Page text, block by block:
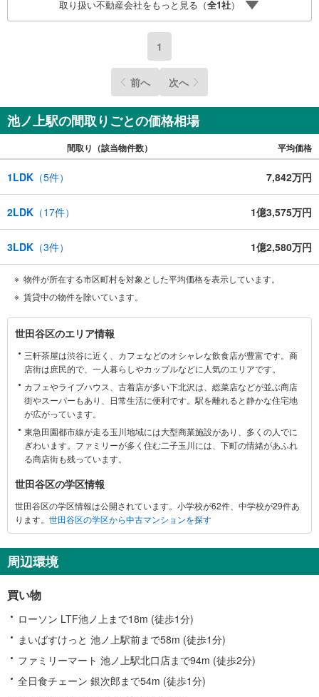
取り扱い不動産会社をもっと見る（全1社）
1
前へ 次へ
池ノ上駅の間取りごとの価格相場
間取り（該当物件数） 平均価格
1LDK （5件） 7,842万円
2LDK （17件） 1億3,575万円
3LDK （3件） 1億2,580万円
物件が所在する市区町村を対象とした平均価格を表示しています。
賃貸中の物件を除いています。
世
田
谷
区
に
関
す
る
世田谷区のエリア情報
三軒茶屋は渋谷に近く、カフェなどのオシャレな飲食店が豊富です。商
店街は庶民的で、一人暮らしやカップルなどに人気のエリアです。
カフェやライブハウス、古着店が多い下北沢は、総菜店などが並ぶ商店
街やスーパーもあり、日常生活に便利です。駅を離れると静かな住宅地
が広がっています。
東急田園都市線が走る玉川地域には大型商業施設があり、多くの人でに
ぎわいます。ファミリーが多く住む二子玉川には、下町の情緒があふれ
る商店街も残っています。
世田谷区の学区情報
世田谷区の学区情報は公開されています。小学校が62件、中学校が29件あ
ります。 世田谷区の学区から中古マンションを探す
周辺環境
買い物
ローソン LTF池ノ上まで18m (徒歩1分)
まいばすけっと 池ノ上駅前まで58m (徒歩1分)
ファミリーマート 池ノ上駅北口店まで94m (徒歩2分)
全日食チェーン 銀次郎まで54m (徒歩1分)